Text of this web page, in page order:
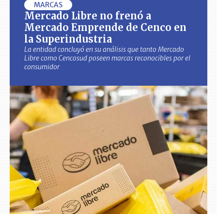
MARCAS
Mercado Libre no frenó a
Mercado Emprende de Cenco en
la Superindustria
La entidad concluyó en su análisis que tanto Mercado
Libre como Cencosud poseen marcas reconocibles por el
consumidor